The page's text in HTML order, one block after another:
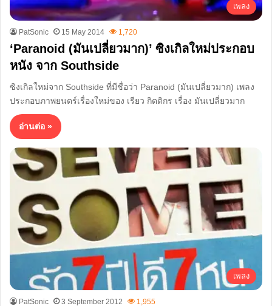
เพลง
PatSonic 15 May 2014 1,720
‘Paranoid (มันเปลี่ยวมาก)’ ซิงเกิลใหม่ประกอบ
หนัง จาก Southside
ซิงเกิลใหม่จาก Southside ที่มีชื่อว่า Paranoid (มันเปลี่ยวมาก) เพลง
ประกอบภาพยนตร์เรื่องใหม่ของ เรียว กิตติกร เรื่อง มันเปลี่ยวมาก
อ่านต่อ »
เพลง
PatSonic 3 September 2012 1,955